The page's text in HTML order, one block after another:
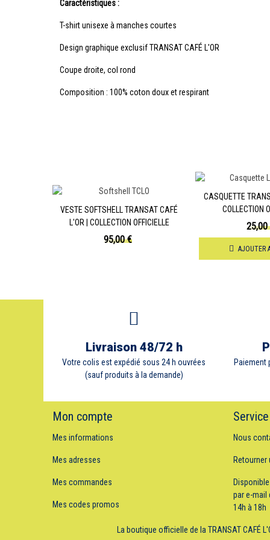
Caractéristiques :
T-shirt unisexe à manches courtes
Design graphique exclusif TRANSAT CAFÉ L'OR
Coupe droite, col rond
Composition : 100% coton doux et respirant
VESTE SOFTSHELL TRANSAT CAFÉ
L'OR | COLLECTION OFFICIELLE
95,00 €
CASQUETTE
COLLECTION
25,00
AJOUTER
Livraison 48/72 h
Votre colis est expédié sous 24 h ouvrées
(sauf produits à la demande)
Paiement
Mon compte
Mes informations
Mes adresses
Mes commandes
Mes codes promos
Nous
par e-mail
14h à 18h
La boutique officielle de la TRANSAT CAFÉ